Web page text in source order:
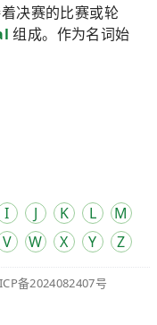
决赛的比赛或轮
组成。作为名词始
I J K L
M
V W X Y Z
备2024082407号